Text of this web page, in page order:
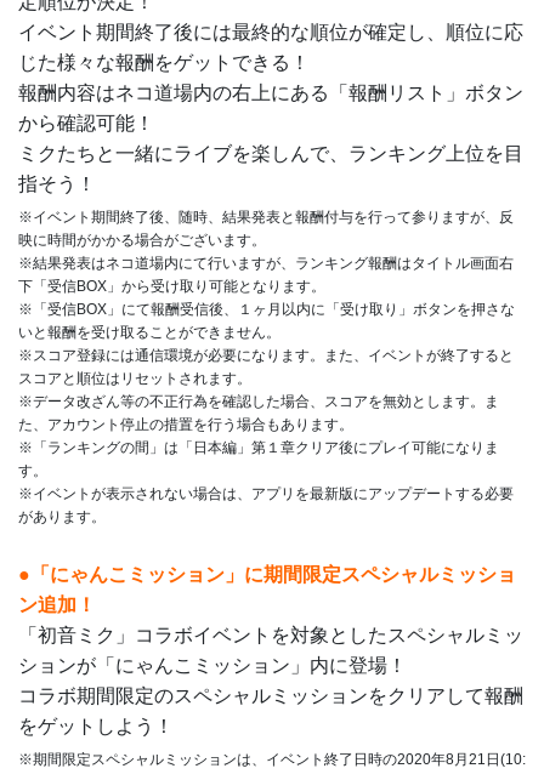
イベント期間終了後には最終的な順位が確定し、順位に応
じた様々な報酬をゲットできる！
報酬内容はネコ道場内の右上にある「報酬リスト」ボタン
から確認可能！
ミクたちと一緒にライブを楽しんで、ランキング上位を目
指そう！
※イベント期間終了後、随時、結果発表と報酬付与を行って参りますが、反
映に時間がかかる場合がございます。
※結果発表はネコ道場内にて行いますが、ランキング報酬はタイトル画面右
下「受信BOX」から受け取り可能となります。
※「受信BOX」にて報酬受信後、１ヶ月以内に「受け取り」ボタンを押さな
いと報酬を受け取ることができません。
※スコア登録には通信環境が必要になります。また、イベントが終了すると
スコアと順位はリセットされます。
※データ改ざん等の不正行為を確認した場合、スコアを無効とします。ま
た、アカウント停止の措置を行う場合もあります。
※「ランキングの間」は「日本編」第１章クリア後にプレイ可能になりま
す。
※イベントが表示されない場合は、アプリを最新版にアップデートする必要
があります。
●「にゃんこミッション」に期間限定スペシャルミッショ
ン追加！
「初音ミク」コラボイベントを対象としたスペシャルミッ
ションが「にゃんこミッション」内に登場！
コラボ期間限定のスペシャルミッションをクリアして報酬
をゲットしよう！
※期間限定スペシャルミッションは、イベント終了日時の2020年8月21日(10: